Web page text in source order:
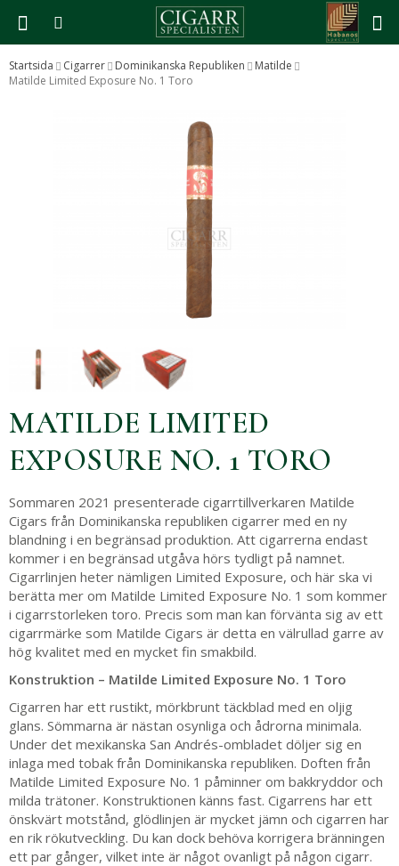
Produkten har blivit tillagd i varukorgen
Startsida Cigarrer Dominikanska Republiken
Matilde
Matilde Limited Exposure No. 1 Toro
MATILDE LIMITED
EXPOSURE NO. 1 TORO
Sommaren 2021 presenterade cigarrtillverkaren Matilde
Cigars från Dominikanska republiken cigarrer med en ny
blandning i en begränsad produktion. Att cigarrerna endast
kommer i en begränsad utgåva hörs tydligt på namnet.
Cigarrlinjen heter nämligen Limited Exposure, och här ska vi
berätta mer om Matilde Limited Exposure No. 1 som kommer
i cigarrstorleken toro. Precis som man kan förvänta sig av ett
cigarrmärke som Matilde Cigars är detta en välrullad garre av
hög kvalitet med en mycket fin smakbild.
Konstruktion – Matilde Limited Exposure No. 1 Toro
Cigarren har ett rustikt, mörkbrunt täckblad med en oljig
glans. Sömmarna är nästan osynliga och ådrorna minimala.
Under det mexikanska San Andrés-ombladet döljer sig en
inlaga med tobak från Dominikanska republiken. Doften från
Matilde Limited Exposure No. 1 påminner om bakkryddor och
milda trätoner. Konstruktionen känns fast. Cigarrens har ett
önskvärt motstånd, glödlinjen är mycket jämn och cigarren har
en rik rökutveckling. Du kan dock behöva korrigera bränningen
ett par gånger, vilket inte är något ovanligt på någon cigarr.